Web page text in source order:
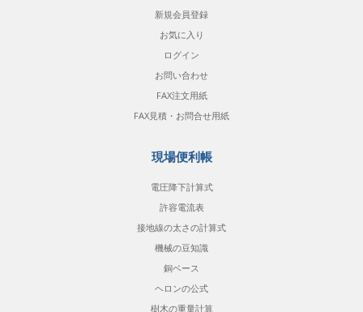
新規会員登録
お気に入り
ログイン
お問い合わせ
FAX注文用紙
FAX見積・お問合せ用紙
現場便利帳
電圧降下計算式
許容電流表
接地線の太さの計算式
機械の豆知識
銅ベース
ヘロンの公式
樹木の重量計算